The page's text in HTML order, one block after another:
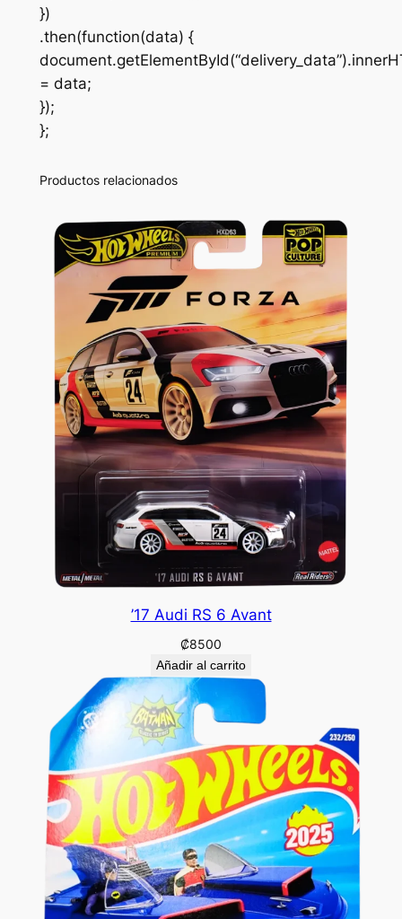
})
.then(function(data) {
= data;
});
};
Productos relacionados
’17 Audi RS 6 Avant
₡8500
Añadir al carrito